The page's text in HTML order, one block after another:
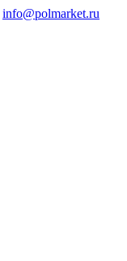
info@polmarket.ru